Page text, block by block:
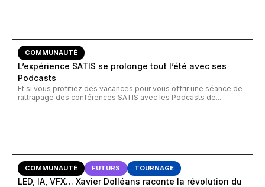
COMMUNAUTÉ
L’expérience SATIS se prolonge tout l’été avec ses
Podcasts
Et si vous profitiez des vacances pour vous offrir une séance de
rattrapage des conférences SATIS avec les Podcasts de...
COMMUNAUTÉ FUTURS TOURNAGE
LED, IA, VFX… Xavier Dolléans raconte la révolution du